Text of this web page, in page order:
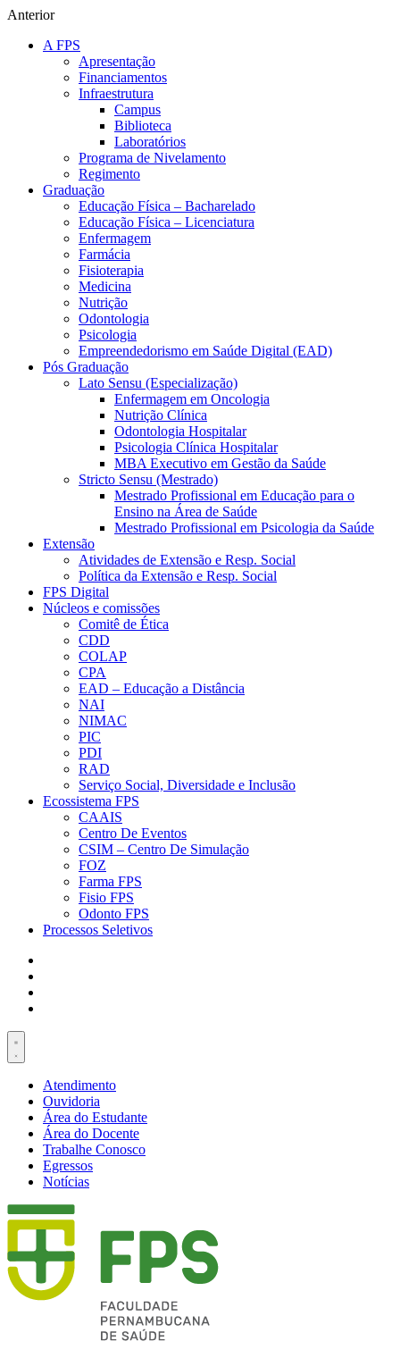
Anterior
A FPS
Apresentação
Financiamentos
Infraestrutura
Campus
Biblioteca
Laboratórios
Programa de Nivelamento
Regimento
Graduação
Educação Física – Bacharelado
Educação Física – Licenciatura
Enfermagem
Farmácia
Fisioterapia
Medicina
Nutrição
Odontologia
Psicologia
Empreendedorismo em Saúde Digital (EAD)
Pós Graduação
Lato Sensu (Especialização)
Enfermagem em Oncologia
Nutrição Clínica
Odontologia Hospitalar
Psicologia Clínica Hospitalar
MBA Executivo em Gestão da Saúde
Stricto Sensu (Mestrado)
Mestrado Profissional em Educação para o
Ensino na Área de Saúde
Mestrado Profissional em Psicologia da Saúde
Extensão
Atividades de Extensão e Resp. Social
Política da Extensão e Resp. Social
FPS Digital
Núcleos e comissões
Comitê de Ética
CDD
COLAP
CPA
EAD – Educação a Distância
NAI
NIMAC
PIC
PDI
RAD
Serviço Social, Diversidade e Inclusão
Ecossistema FPS
CAAIS
Centro De Eventos
CSIM – Centro De Simulação
FOZ
Farma FPS
Fisio FPS
Odonto FPS
Processos Seletivos
Atendimento
Ouvidoria
Área do Estudante
Área do Docente
Trabalhe Conosco
Egressos
Notícias